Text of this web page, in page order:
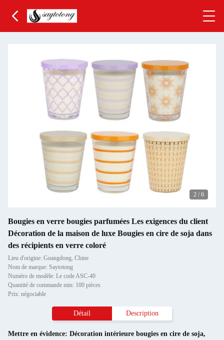
3 / 6
Bougies en verre bougies parfumées Les exigences du client
Décoration de la maison de luxe Bougies en cire de soja dans
des récipients en verre coloré
Lieu d'origine: Guangdong, Chine
Nom de marque: Saytotong
Numéro de modèle: Le code ASC-40
Quantité de commande min: 100 pièces
Prix: négociable
Détail Description
Mettre en évidence: Décoration intérieure bougies en cire de soja,